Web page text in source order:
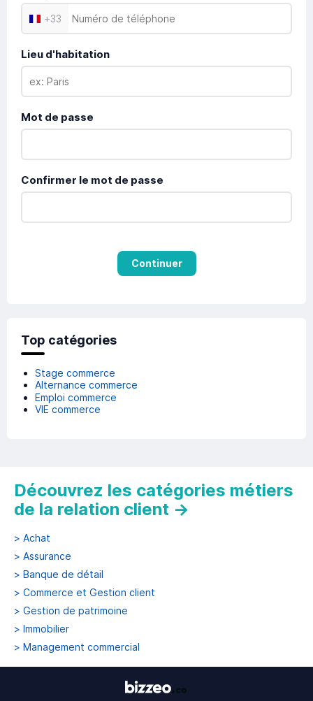
+33
Lieu d'habitation
Mot de passe
Confirmer le mot de passe
Continuer
Top catégories
Stage commerce
Alternance commerce
Emploi commerce
VIE commerce
Découvrez les catégories métiers
de la relation client →
> Achat
> Assurance
> Banque de détail
> Commerce et Gestion client
> Gestion de patrimoine
> Immobilier
> Management commercial